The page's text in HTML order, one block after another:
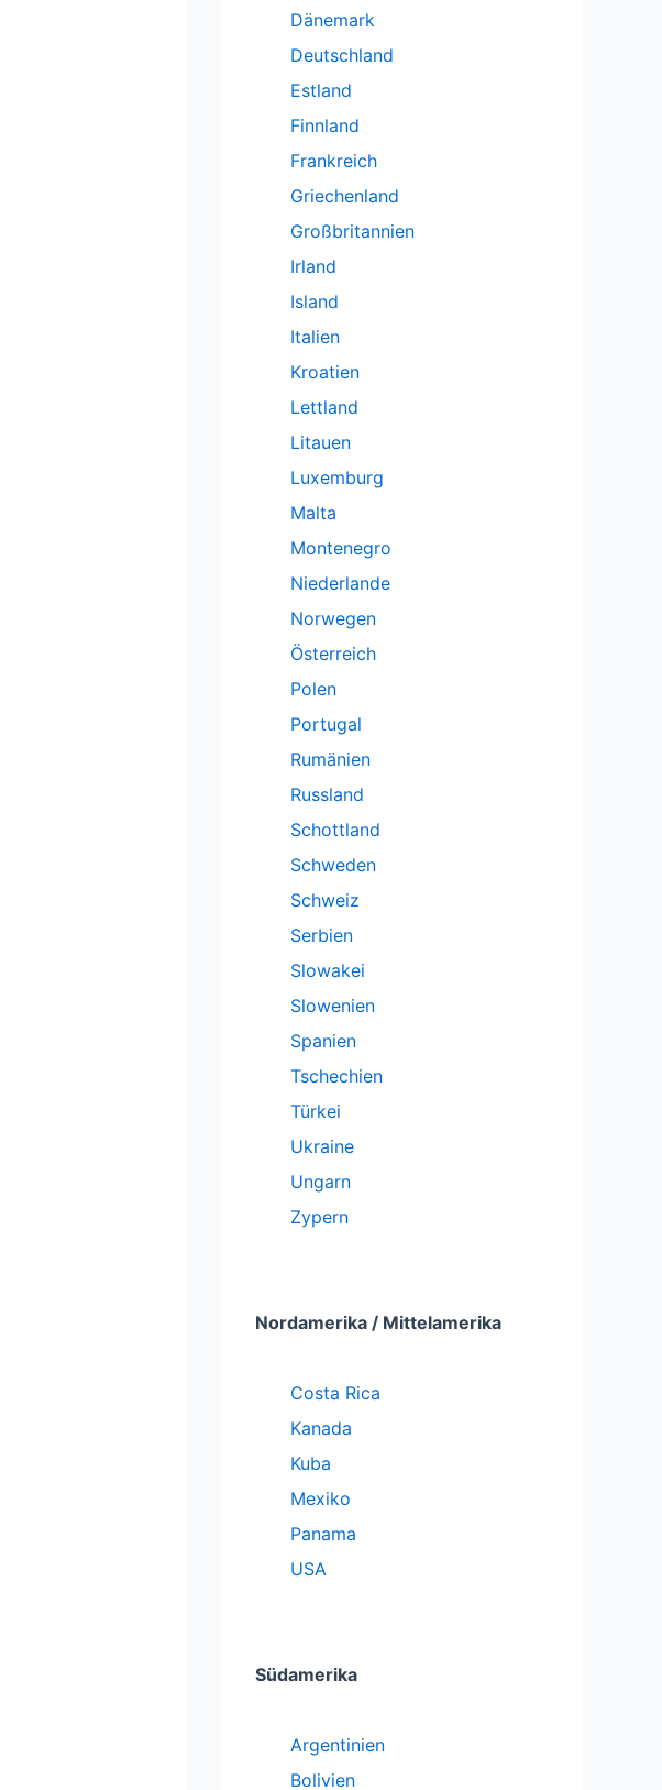
Dänemark
Deutschland
Estland
Finnland
Frankreich
Griechenland
Großbritannien
Irland
Island
Italien
Kroatien
Lettland
Litauen
Luxemburg
Malta
Montenegro
Niederlande
Norwegen
Österreich
Polen
Portugal
Rumänien
Russland
Schottland
Schweden
Schweiz
Serbien
Slowakei
Slowenien
Spanien
Tschechien
Türkei
Ukraine
Ungarn
Zypern
Nordamerika / Mittelamerika
Costa Rica
Kanada
Kuba
Mexiko
Panama
USA
Südamerika
Argentinien
Bolivien